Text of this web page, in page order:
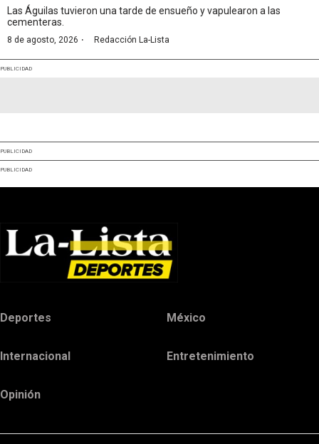
Las Águilas tuvieron una tarde de ensueño y vapulearon a las
cementeras.
8 de agosto, 2026 · Redacción La-Lista
PUBLICIDAD
PUBLICIDAD
PUBLICIDAD
Deportes México
Internacional Entretenimiento
Opinión